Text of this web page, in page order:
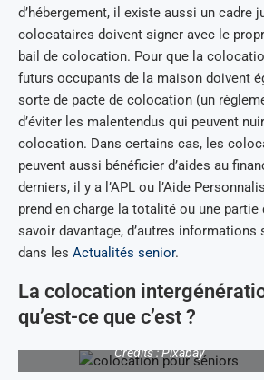
d’hébergement, il existe aussi un cadre
colocataires doivent signer avec le
bail de colocation. Pour que la
futurs occupants de la maison doivent
sorte de pacte de colocation (un
d’éviter les malentendus qui peuvent
colocation. Dans certains cas, les
peuvent aussi bénéficier d’aides au
derniers, il y a l’APL ou l’Aide
prend en charge la totalité ou une partie
savoir davantage, d’autres
dans les Actualités senior.
La colocation
qu’est-ce que c’est ?
Crédits : Pixabay